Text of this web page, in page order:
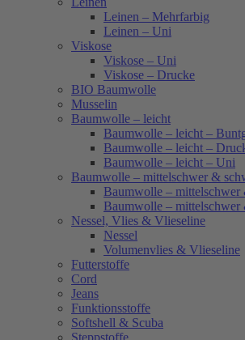
Leinen – Mehrfarbig
Leinen – Uni
Viskose
Viskose – Uni
Viskose – Drucke
BIO Baumwolle
Musselin
Baumwolle – leicht
Baumwolle – leicht –
Baumwolle – leicht –
Baumwolle – leicht – Uni
Baumwolle – mittelschwer &
Baumwolle –
Baumwolle –
Nessel, Vlies & Vlieseline
Nessel
Volumenvlies & Vlieseline
Futterstoffe
Cord
Jeans
Funktionsstoffe
Softshell & Scuba
Steppstoffe